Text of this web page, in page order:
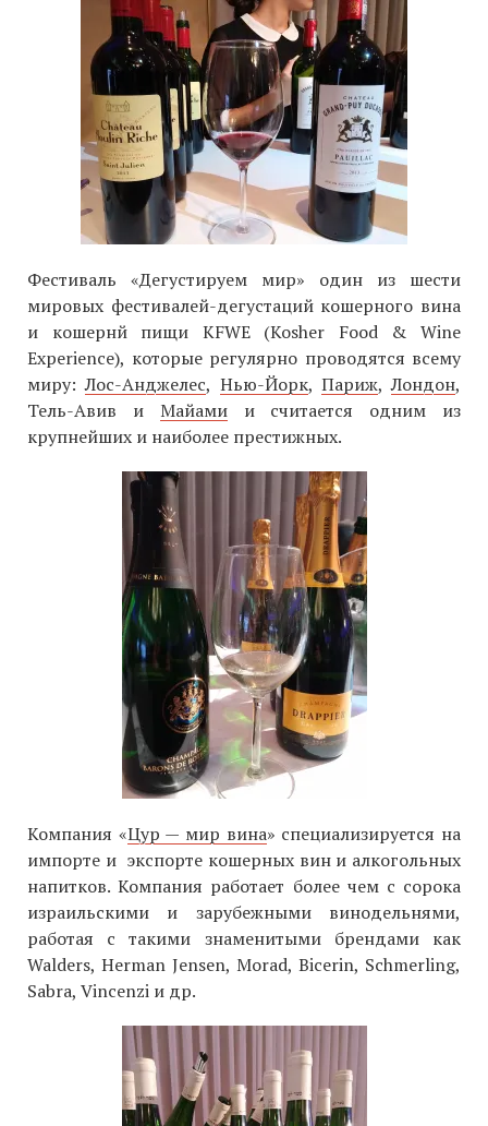
Фестиваль «Дегустируем мир» один из шести
мировых фестивалей-дегустаций кошерного вина
и кошернй пищи KFWE (Kosher Food & Wine
Experience), которые регулярно проводятся всему
миру:Лос-Анджелес, Нью-Йорк, Париж,Лондон,
Тель-Авив и Майамии считается одним из
крупнейших и наиболее престижных.
Компания «Цур — мир вина» специализируется на
импорте и экспорте кошерных вин и алкогольных
напитков. Компания работает более чем с сорока
израильскими и зарубежными винодельнями,
работая с такими знаменитыми брендами как
Walders, Herman Jensen, Morad, Bicerin, Schmerling,
Sabra, Vincenzi и др.